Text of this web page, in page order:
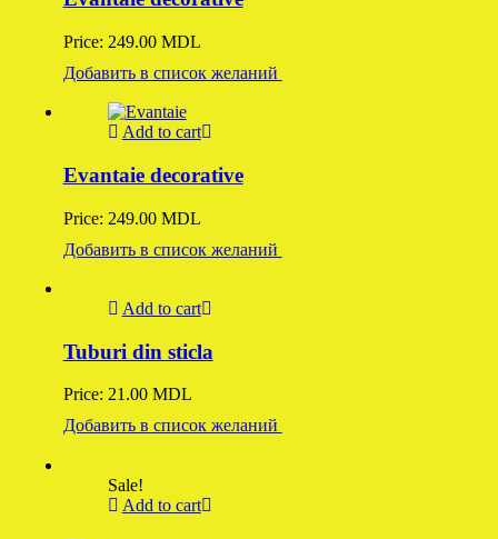
Price: 249.00 MDL
Добавить в список желаний
Add to cart
Evantaie decorative
Price: 249.00 MDL
Добавить в список желаний
Add to cart
Tuburi din sticla
Price: 21.00 MDL
Добавить в список желаний
Sale!
Add to cart